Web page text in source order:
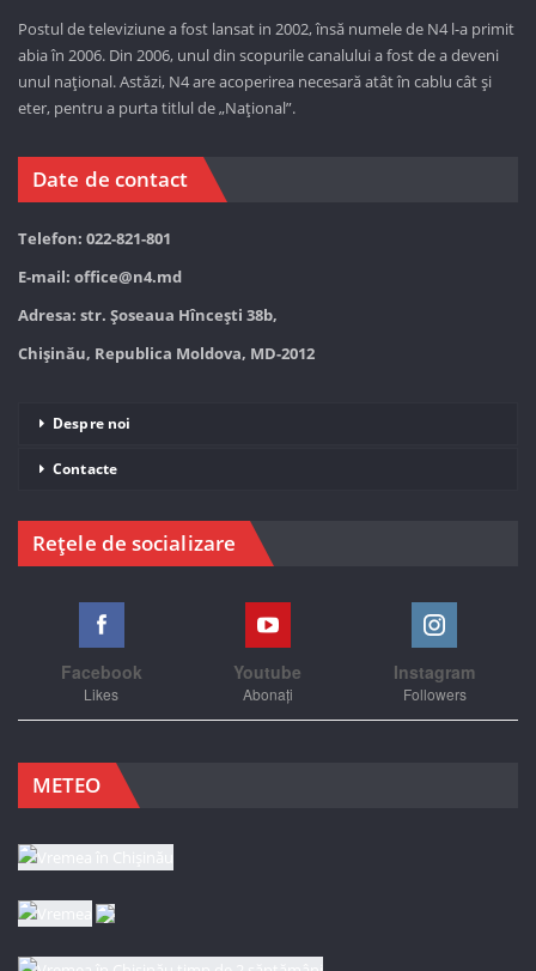
Postul de televiziune a fost lansat in 2002, însă numele de N4 l-a primit
abia în 2006. Din 2006, unul din scopurile canalului a fost de a deveni
unul național. Astăzi, N4 are acoperirea necesară atât în cablu cât și
eter, pentru a purta titlul de „Național”.
Date de contact
Telefon: 022-821-801
E-mail: office@n4.md
Adresa: str. Șoseaua Hînceşti 38b,
Chișinău, Republica Moldova, MD-2012
Despre noi
Contacte
Rețele de socializare
Facebook
Likes
Youtube
Abonați
Instagram
Followers
METEO